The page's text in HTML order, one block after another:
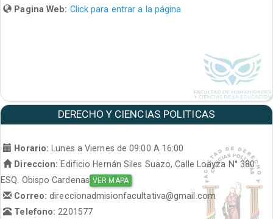
Pagina Web: Click para entrar a la página
DERECHO Y CIENCIAS POLITICAS
Horario:
Lunes a Viernes de 09:00 A 16:00
Direccion: Edificio Hernán Siles Suazo, Calle Loayza N° 380
ESQ. Obispo Cardenas VER MAPA
Correo:direccionadmisionfacultativa@gmail.com
Telefono: 2201577